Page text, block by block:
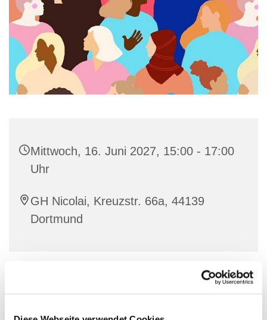
Mittwoch, 16. Juni 2027, 15:00 - 17:00
Uhr
GH Nicolai, Kreuzstr. 66a, 44139
Dortmund